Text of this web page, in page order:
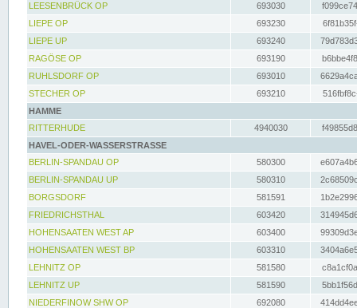
LEESENBRÜCK OP
693030
LIEPE OP
693230
LIEPE UP
693240
RAGÖSE OP
693190
RUHLSDORF OP
693010
STECHER OP
693210
HAMME
RITTERHUDE
4940030
HAVEL-ODER-WASSERSTRASSE
BERLIN-SPANDAU OP
580300
BERLIN-SPANDAU UP
580310
BORGSDORF
581591
FRIEDRICHSTHAL
603420
HOHENSAATEN WEST AP
603400
HOHENSAATEN WEST BP
603310
LEHNITZ OP
581580
LEHNITZ UP
581590
NIEDERFINOW SHW OP
692080